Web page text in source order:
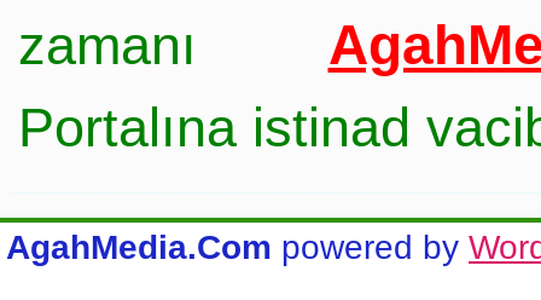
zamanı
Portalına istinad
AgahMedia.Com powered by